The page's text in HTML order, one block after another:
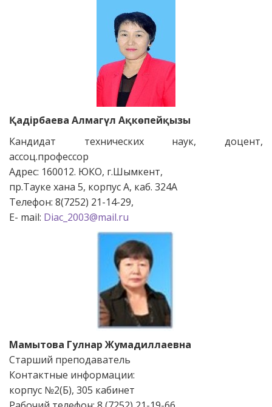
Қадірбаева Алмагүл Ақкөпейқызы
Кандидат технических наук, доцент,
ассоц.профессор
Адрес: 160012. ЮКО, г.Шымкент,
пр.Тауке хана 5, корпус А, каб. 324А
Телефон: 8(7252) 21-14-29,
Е- mail: Diас _2003@mail.ru
Мамытова Гулнар Жумадиллаевна
Старший преподаватель
Контактные информации:
корпус №2(Б), 305 кабинет